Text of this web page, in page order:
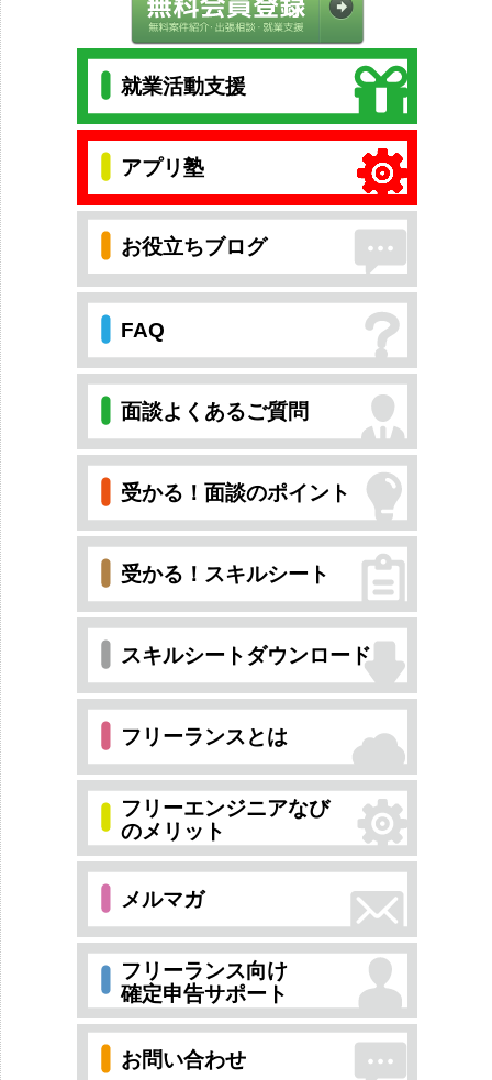
就業活動支援
アプリ塾
お役立ちブログ
FAQ
面談よくあるご質問
受かる！面談のポイント
受かる！スキルシート
スキルシートダウンロード
フリーランスとは
フリーエンジニアなび
のメリット
メルマガ
フリーランス向け
確定申告サポート
お問い合わせ